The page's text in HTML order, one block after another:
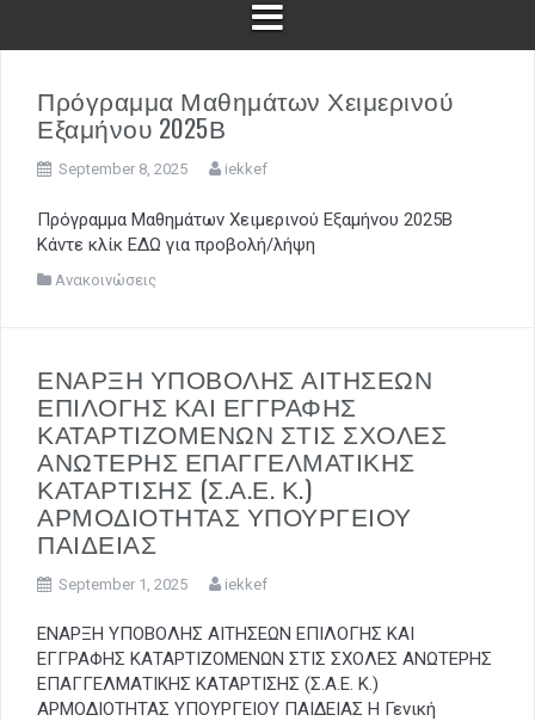
Πρόγραμμα Μαθημάτων Χειμερινού
Εξαμήνου 2025Β
September 8, 2025 iekkef
Πρόγραμμα Μαθημάτων Χειμερινού Εξαμήνου 2025Β
Κάντε κλίκ ΕΔΩ για προβολή/λήψη
Ανακοινώσεις
ΕΝΑΡΞΗ ΥΠΟΒΟΛΗΣ ΑΙΤΗΣΕΩΝ
ΕΠΙΛΟΓΗΣ ΚΑΙ ΕΓΓΡΑΦΗΣ
ΚΑΤΑΡΤΙΖΟΜΕΝΩΝ ΣΤΙΣ ΣΧΟΛΕΣ
ΑΝΩΤΕΡΗΣ ΕΠΑΓΓΕΛΜΑΤΙΚΗΣ
ΚΑΤΑΡΤΙΣΗΣ (Σ.Α.Ε. Κ.)
ΑΡΜΟΔΙΟΤΗΤΑΣ ΥΠΟΥΡΓΕΙΟΥ
ΠΑΙΔΕΙΑΣ
September 1, 2025 iekkef
ΕΝΑΡΞΗ ΥΠΟΒΟΛΗΣ ΑΙΤΗΣΕΩΝ ΕΠΙΛΟΓΗΣ ΚΑΙ
ΕΓΓΡΑΦΗΣ ΚΑΤΑΡΤΙΖΟΜΕΝΩΝ ΣΤΙΣ ΣΧΟΛΕΣ ΑΝΩΤΕΡΗΣ
ΕΠΑΓΓΕΛΜΑΤΙΚΗΣ ΚΑΤΑΡΤΙΣΗΣ (Σ.Α.Ε. Κ.)
ΑΡΜΟΔΙΟΤΗΤΑΣ ΥΠΟΥΡΓΕΙΟΥ ΠΑΙΔΕΙΑΣ H Γενική